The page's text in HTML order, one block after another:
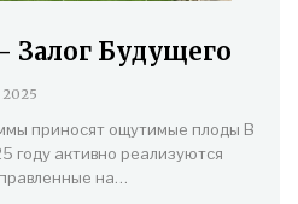
Залог Будущего
приносят ощутимые плоды В
году активно реализуются
на…